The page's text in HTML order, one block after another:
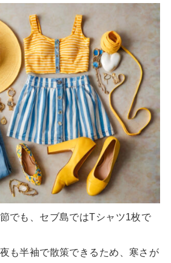
でも、セブ島ではTシャツ1枚で
も半袖で散策できるため、寒さが